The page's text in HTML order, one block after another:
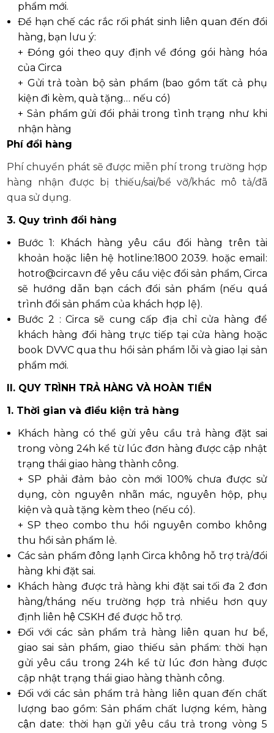
phẩm mới.
Để hạn chế các rắc rối phát sinh liên quan đến đổi
hàng, bạn lưu ý:
+ Đóng gói theo quy định về đóng gói hàng hóa
của Circa
+ Gửi trả toàn bộ sản phẩm (bao gồm tất cả phụ
kiện đi kèm, quà tặng… nếu có)
+ Sản phẩm gửi đổi phải trong tình trạng như khi
nhận hàng
Phí đổi hàng
Phí chuyển phát sẽ được miễn phí trong trường hợp
hàng nhận được bị thiếu/sai/bể vỡ/khác mô tả/đã
qua sử dụng.
3. Quy trình đổi hàng
Bước 1: Khách hàng yêu cầu đổi hàng trên tài
khoản hoặc liên hệ hotline:1800 2039. hoặc email:
hotro@circa.vn để yêu cầu việc đổi sản phẩm, Circa
sẽ hướng dẫn bạn cách đổi sản phẩm (nếu quá
trình đổi sản phẩm của khách hợp lệ).
Bước 2 : Circa sẽ cung cấp địa chỉ cửa hàng để
khách hàng đổi hàng trực tiếp tại cửa hàng hoặc
book DVVC qua thu hồi sản phẩm lỗi và giao lại sản
phẩm mới.
II. QUY TRÌNH TRẢ HÀNG VÀ HOÀN TIỀN
1. Thời gian và điều kiện trả hàng
Khách hàng có thể gửi yêu cầu trả hàng đặt sai
trong vòng 24h kể từ lúc đơn hàng được cập nhật
trạng thái giao hàng thành công.
+ SP phải đảm bảo còn mới 100% chưa được sử
dụng, còn nguyên nhãn mác, nguyên hộp, phụ
kiện và quà tặng kèm theo (nếu có).
+ SP theo combo thu hồi nguyên combo không
thu hồi sản phẩm lẻ.
Các sản phẩm đông lạnh Circa không hỗ trợ trả/đổi
hàng khi đặt sai.
Khách hàng được trả hàng khi đặt sai tối đa 2 đơn
hàng/tháng nếu trường hợp trả nhiều hơn quy
định liên hệ CSKH để được hỗ trợ.
Đối với các sản phẩm trả hàng liên quan hư bể,
giao sai sản phẩm, giao thiếu sản phẩm: thời hạn
gửi yêu cầu trong 24h kể từ lúc đơn hàng được
cập nhật trạng thái giao hàng thành công.
Đối với các sản phẩm trả hàng liên quan đến chất
lượng bao gồm: Sản phẩm chất lượng kém, hàng
cận date: thời hạn gửi yêu cầu trả trong vòng 5